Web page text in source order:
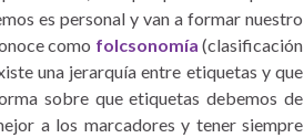
es personal y van a formar nuestro
como folcsonomía (clasificación
una jerarquía entre etiquetas y que
sobre que etiquetas debemos de
a los marcadores y tener siempre